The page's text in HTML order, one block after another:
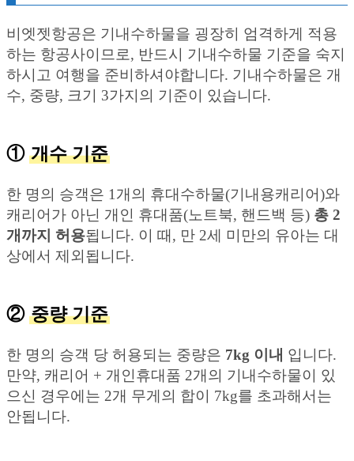
비엣젯항공은 기내수하물을 굉장히 엄격하게 적용
하는 항공사이므로, 반드시 기내수하물 기준을 숙지
하시고 여행을 준비하셔야합니다. 기내수하물은 개
수, 중량, 크기 3가지의 기준이 있습니다.
① 개수 기준
한 명의 승객은 1개의 휴대수하물(기내용캐리어)와
캐리어가 아닌 개인 휴대품(노트북, 핸드백 등) 총 2
개까지 허용됩니다. 이 때, 만 2세 미만의 유아는 대
상에서 제외됩니다.
② 중량 기준
한 명의 승객 당 허용되는 중량은 7kg 이내 입니다.
만약, 캐리어 + 개인휴대품 2개의 기내수하물이 있
으신 경우에는 2개 무게의 합이 7kg를 초과해서는
안됩니다.